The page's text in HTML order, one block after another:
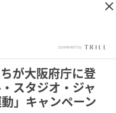
が大阪府庁に登
スタジオ・ジャ
」キャンペーン